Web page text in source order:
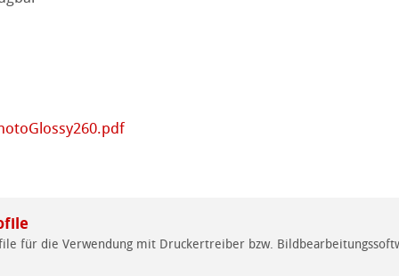
für die Verwendung mit Druckertreiber bzw.